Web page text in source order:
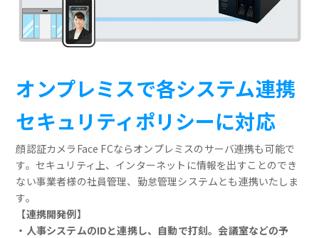
オンプレミスで各システム連携
セキュリティポリシーに対応
顔認証カメラFace FCならオンプレミスのサーバ連携も可能で
す。セキュリティ上、インターネットに情報を出すことのでき
ない事業者様の社員管理、勤怠管理システムとも連携いたしま
す。
【連携開発例】
・人事システムのIDと連携し、自動で打刻。会議室などの予